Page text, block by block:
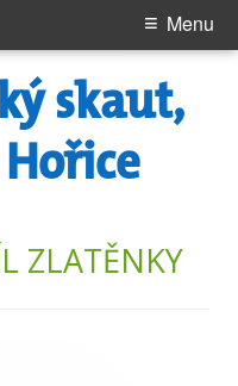
skaut,
Menu
ZLATĚNKY